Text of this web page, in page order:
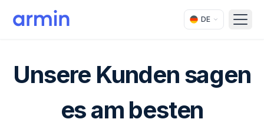
DE
Unsere Kunden sagen
es am besten